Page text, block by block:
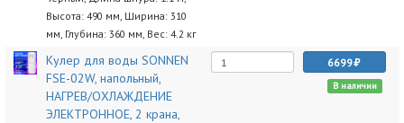
Высота: 490 мм, Ширина: 310
мм, Глубина: 360 мм, Вес: 4.2 кг
Кулер для воды SONNEN
FSE-02W, напольный,
НАГРЕВ/ОХЛАЖДЕНИЕ
ЭЛЕКТРОННОЕ, 2 крана,
6699
В наличии